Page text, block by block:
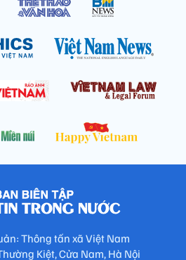
Thông tấn xã Việt Nam
Kiệt, Cửa Nam, Hà Nội